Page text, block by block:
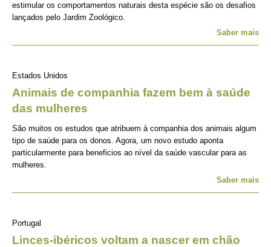
estimular os comportamentos naturais desta espécie são os desafios
lançados pelo Jardim Zoológico.
Saber mais
Estados Unidos
Animais de companhia fazem bem à saúde
das mulheres
São muitos os estudos que atribuem à companhia dos animais algum
tipo de saúde para os donos. Agora, um novo estudo aponta
particularmente para beneficios ao nível da saúde vascular para as
mulheres.
Saber mais
Portugal
Linces-ibéricos voltam a nascer em chão